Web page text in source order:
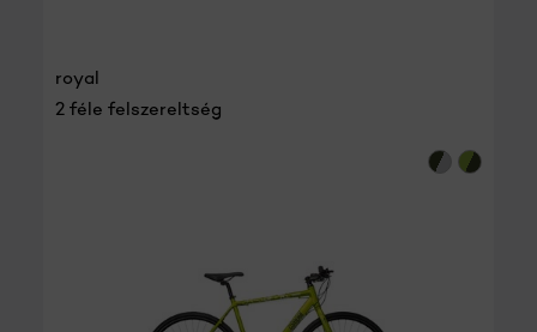
royal
2 féle felszereltség